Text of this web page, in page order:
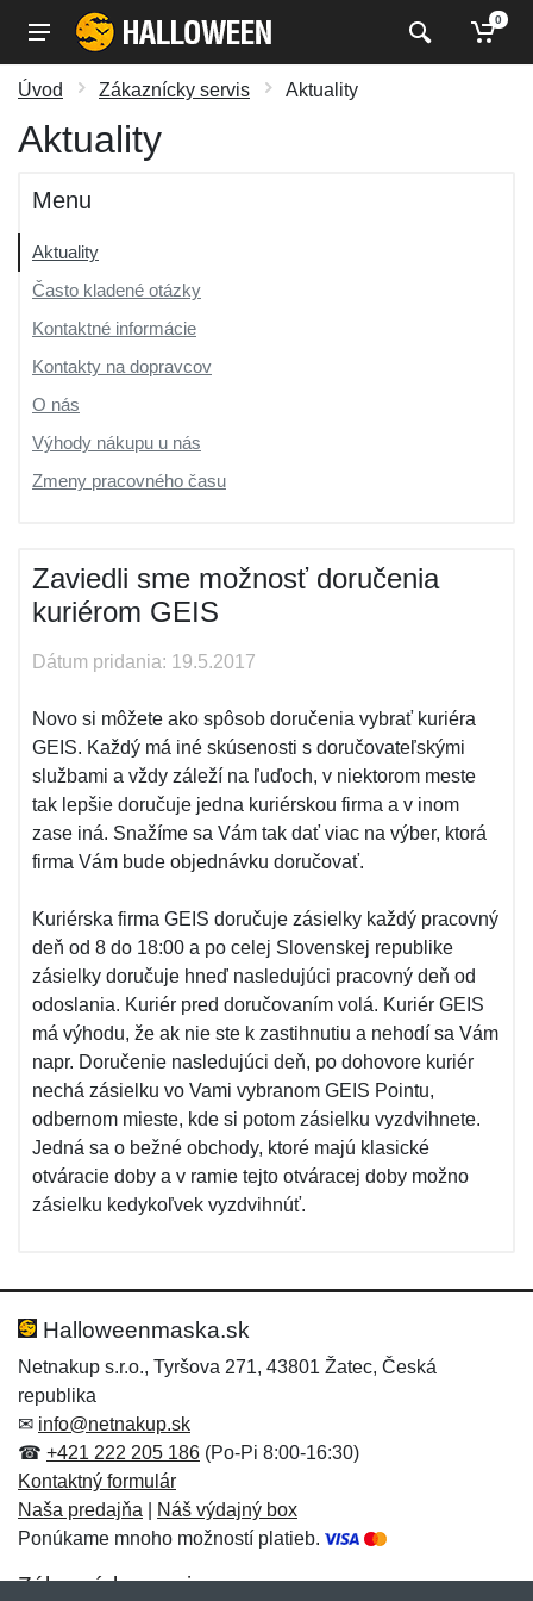
0
Úvod Zákaznícky servis Aktuality
Aktuality
Menu
Aktuality
Často kladené otázky
Kontaktné informácie
Kontakty na dopravcov
O nás
Výhody nákupu u nás
Zmeny pracovného času
Zaviedli sme možnosť doručenia
kuriérom GEIS
Dátum pridania: 19.5.2017
Novo si môžete ako spôsob doručenia vybrať kuriéra
GEIS. Každý má iné skúsenosti s doručovateľskými
službami a vždy záleží na ľuďoch, v niektorom meste
tak lepšie doručuje jedna kuriérskou firma a v inom
zase iná. Snažíme sa Vám tak dať viac na výber, ktorá
firma Vám bude objednávku doručovať.
Kuriérska firma GEIS doručuje zásielky každý pracovný
deň od 8 do 18:00 a po celej Slovenskej republike
zásielky doručuje hneď nasledujúci pracovný deň od
odoslania. Kuriér pred doručovaním volá. Kuriér GEIS
má výhodu, že ak nie ste k zastihnutiu a nehodí sa Vám
napr. Doručenie nasledujúci deň, po dohovore kuriér
nechá zásielku vo Vami vybranom GEIS Pointu,
odbernom mieste, kde si potom zásielku vyzdvihnete.
Jedná sa o bežné obchody, ktoré majú klasické
otváracie doby a v ramie tejto otváracej doby možno
zásielku kedykoľvek vyzdvihnúť.
Halloweenmaska.sk
Netnakup s.r.o., Tyršova 271, 43801 Žatec, Česká
republika
✉ info@netnakup.sk
☎ +421 222 205 186 (Po-Pi 8:00-16:30)
Kontaktný formulár
Naša predajňa
Náš výdajný box
Ponúkame mnoho možností platieb.
Zákaznícky servis